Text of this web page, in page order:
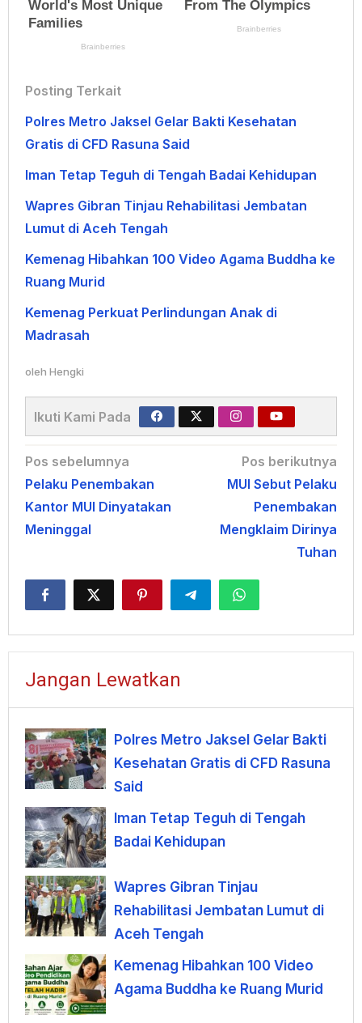
Posting Terkait
Polres Metro Jaksel Gelar Bakti Kesehatan
Gratis di CFD Rasuna Said
Iman Tetap Teguh di Tengah Badai Kehidupan
Wapres Gibran Tinjau Rehabilitasi Jembatan
Lumut di Aceh Tengah
Kemenag Hibahkan 100 Video Agama Buddha ke
Ruang Murid
Kemenag Perkuat Perlindungan Anak di
Madrasah
oleh Hengki
Ikuti Kami Pada
Navigasi
pos
Pos sebelumnya
Pelaku Penembakan
Kantor MUI Dinyatakan
Meninggal
Pos berikutnya
MUI Sebut Pelaku
Penembakan
Mengklaim Dirinya
Tuhan
Jangan Lewatkan
Polres Metro Jaksel Gelar Bakti
Kesehatan Gratis di CFD Rasuna
Said
Iman Tetap Teguh di Tengah
Badai Kehidupan
Wapres Gibran Tinjau
Rehabilitasi Jembatan Lumut di
Aceh Tengah
Kemenag Hibahkan 100 Video
Agama Buddha ke Ruang Murid